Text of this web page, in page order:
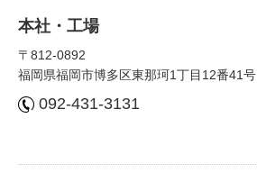
本社・⼯場
〒812-0892
福岡県福岡市博多区東那珂1丁⽬12番41号
092-431-3131